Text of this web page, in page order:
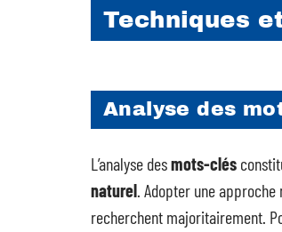
Techniques
Analyse des
L’analyse desmots-clés
naturel. Adopter une
recherchent majoritairement.